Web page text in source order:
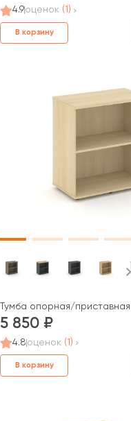
4.9оценок (1)
В корзину
Тумба опорная/
5 850
4.8оценок (1)
В корзину